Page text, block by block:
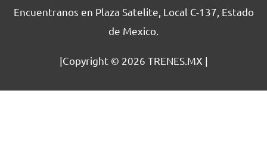
Encuentranos en Plaza Satelite, Local C-137, Estado
de Mexico.
|Copyright © 2026 TRENES.MX |